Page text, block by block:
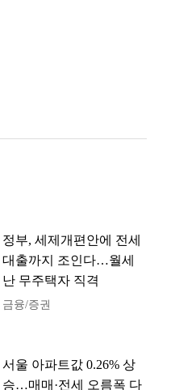
정부, 세제개편안에 전세
대출까지 조인다…월세
난 무주택자 직격
금융/증권
서울 아파트값 0.26% 상
승…매매·전세 오름폭 다